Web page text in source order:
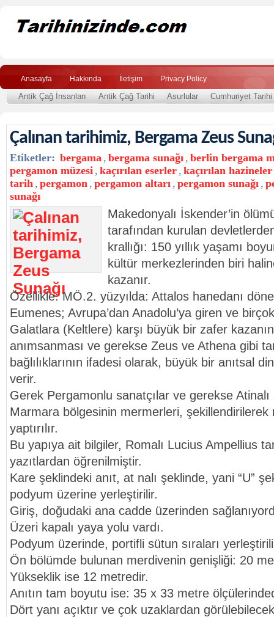
Anasayfa Hakkında İletişim Privacy Policy
Antik Çağ İnsanları Antik Çağ Tarihi Asurlular Cumhuriyet Tarihi
Çalınan tarihimiz, Bergama Zeus
Etiketler: bergama , bergama sunağı , berlin bergama
pergamon müzesi , kaçırılan eserler , kaçırılan hazineler
tarih , pergamon , pergamon altarı , pergamon sunağı ,
sunağı
Makedonyalı İskender’in
tarafından kurulan
krallığı: 150 yıllık yaşamı
kültür merkezlerinden biri
kazanır.
Özellikle: MÖ.2. yüzyılda: Attalos hanedanı
Eumenes; Avrupa’dan Anadolu’ya giren ve
Galatlara (Keltlere) karşı büyük bir zafer
anımsanması ve gerekse Zeus ve Athena gibi
bağlılıklarının ifadesi olarak, büyük bir anıtsal
verir.
Gerek Pergamonlu sanatçılar ve gerekse Atinalı
Marmara bölgesinin mermerleri, şekillendirilerek
yaptırılır.
Bu yapıya ait bilgiler, Romalı Lucius Ampellius
yazıtlardan öğrenilmiştir.
Kare şeklindeki anıt, at nalı şeklinde, yani “U”
podyum üzerine yerleştirilir.
Giriş, doğudaki ana cadde üzerinden
Üzeri kapalı yaya yolu vardı.
Podyum üzerinde, portifli sütun sıraları
Ön bölümde bulunan merdivenin genişliği: 20
Yükseklik ise 12 metredir.
Anıtın tam boyutu ise: 35 x 33 metre
Dört yanı açıktır ve çok uzaklardan